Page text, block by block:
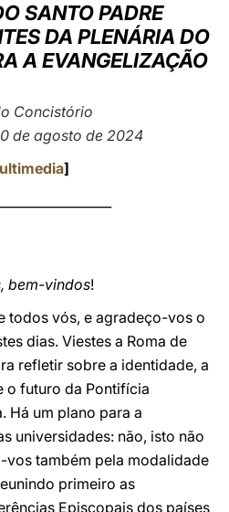
العربيّة
中文
SANTO PADRE
DA PLENÁRIA DO
A EVANGELIZAÇÃO
Concistório
de agosto de 2024
]
bem-vindos!
todos vós, e agradeço-vos o
dias. Viestes a Roma de
refletir sobre a identidade, a
o futuro da Pontifícia
Há um plano para a
universidades: não, isto não
vos também pela modalidade
primeiro as
Episcopais dos países